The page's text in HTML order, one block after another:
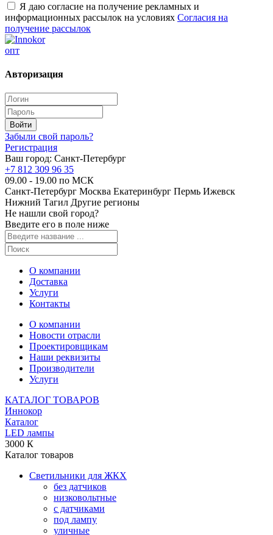
Я даю согласие на получение рекламных и
информационных рассылок на условиях Согласия на
получение рассылок
опт
Авторизация
Забыли свой пароль?
Регистрация
Ваш город: Санкт-Петербург
+7 812 309 96 35
09.00 - 19.00 по МСК
Санкт-Петербург Москва Екатеринбург Пермь Ижевск
Нижний Тагил Другие регионы
Не нашли свой город?
Введите его в поле ниже
О компании
Доставка
Услуги
Контакты
О компании
Новости отрасли
Проектировщикам
Наши реквизиты
Производители
Услуги
КАТАЛОГ ТОВАРОВ
Иннокор
Каталог
LED лампы
3000 К
Каталог товаров
Светильники для ЖКХ
без датчиков
низковольтные
с датчиками
под лампу
уличные